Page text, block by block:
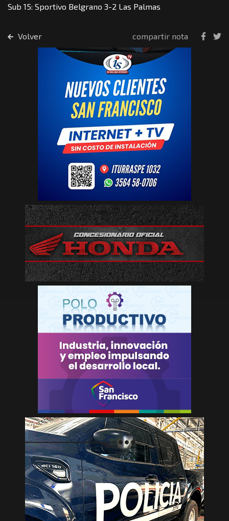
Sub 15: Sportivo Belgrano 3-2 Las Palmas
Volver compartir nota